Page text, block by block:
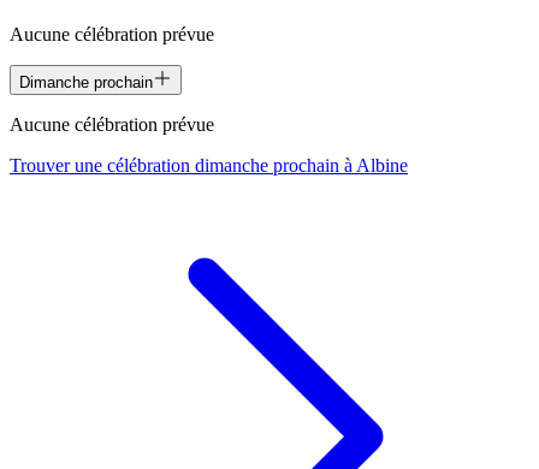
Aucune célébration prévue
Dimanche prochain
Aucune célébration prévue
Trouver une célébration dimanche prochain à Albine